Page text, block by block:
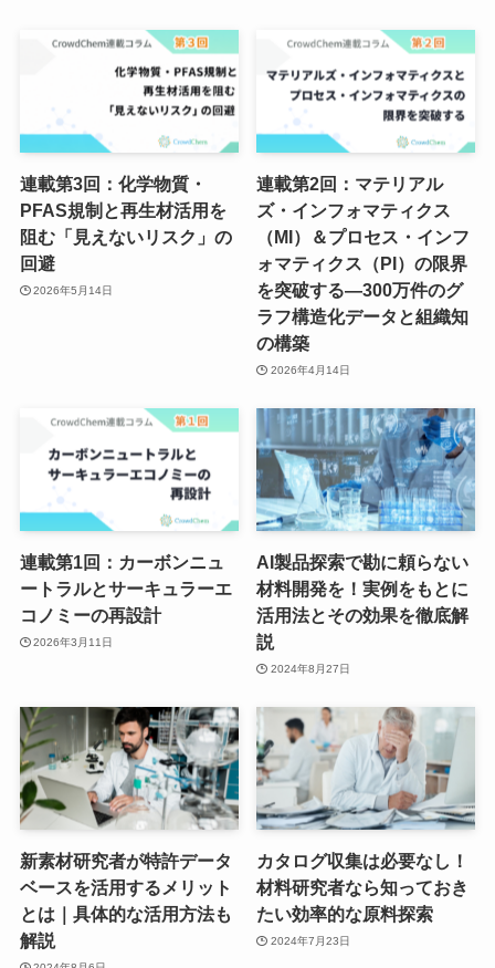
連載第3回：化学物質・
PFAS規制と再生材活用を
阻む「見えないリスク」の
回避
2026年5月14日
連載第2回：マテリアル
ズ・インフォマティクス
（MI）＆プロセス・インフ
ォマティクス（PI）の限界
を突破する―300万件のグ
ラフ構造化データと組織知
の構築
2026年4月14日
連載第1回：カーボンニュ
ートラルとサーキュラーエ
コノミーの再設計
2026年3月11日
AI製品探索で勘に頼らない
材料開発を！実例をもとに
活用法とその効果を徹底解
説
2024年8月27日
新素材研究者が特許データ
ベースを活用するメリット
とは｜具体的な活用方法も
解説
カタログ収集は必要なし！
材料研究者なら知っておき
たい効率的な原料探索
2024年7月23日